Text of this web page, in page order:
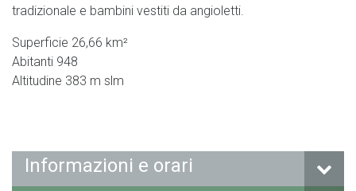
tradizionale e bambini vestiti da angioletti.
Superficie 26,66 km²
Abitanti 948
Altitudine 383 m slm
Informazioni e orari